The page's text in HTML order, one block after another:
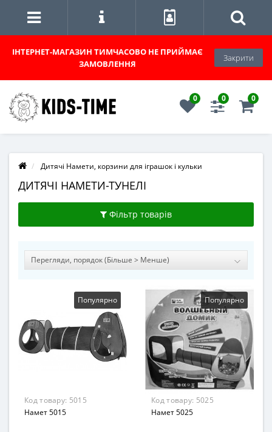
ІНТЕРНЕТ-МАГАЗИН ТИМЧАСОВО НЕ ПРИЙМАЄ
ЗАМОВЛЕННЯ
Закрити
0 0 0
Дитячі Намети, корзини для іграшок і кульки
ДИТЯЧІ НАМЕТИ-ТУНЕЛІ
Фільтр товарів
Популярно
Код товару: 5015
Намет 5015
Популярно
Код товару: 5025
Намет 5025